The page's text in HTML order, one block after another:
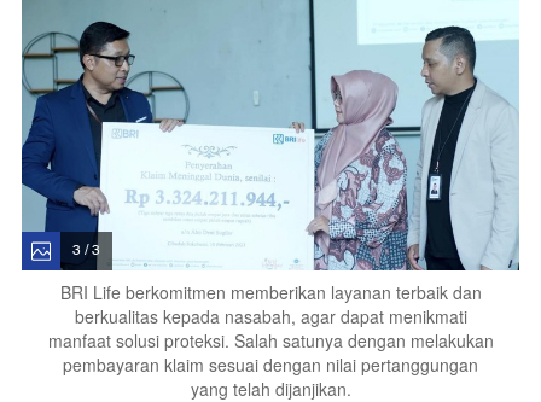
3 / 3
BRI Life berkomitmen memberikan layanan terbaik dan
berkualitas kepada nasabah, agar dapat menikmati
manfaat solusi proteksi. Salah satunya dengan melakukan
pembayaran klaim sesuai dengan nilai pertanggungan
yang telah dijanjikan.